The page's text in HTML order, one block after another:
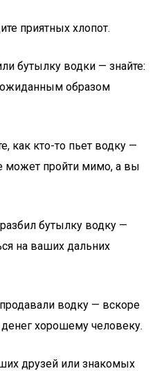
приятных хлопот.
бутылку водки — знайте:
образом
как кто-то пьет водку —
может пройти мимо, а вы
бутылку водку —
на ваших дальних
водку — вскоре
хорошему человеку.
друзей или знакомых